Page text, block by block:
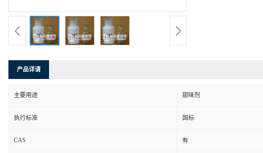
产品详请
主要用途 甜味剂
执行标准 国标
CAS 有